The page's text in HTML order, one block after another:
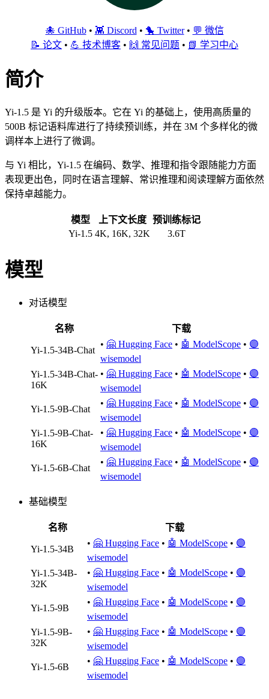
🐙 GitHub• 👾 Discord • 🐤 Twitter• 💬 微信
📝 论文 • 💪 技术博客 • 🙌 常见问题 • 📗 学习中心
简介
Yi-1.5 是 Yi 的升级版本。它在 Yi 的基础上，使用高质量的
500B 标记语料库进行了持续预训练，并在 3M 个多样化的微
调样本上进行了微调。
与 Yi 相比，Yi-1.5 在编码、数学、推理和指令跟随能力方面
表现更出色，同时在语言理解、常识推理和阅读理解方面依然
保持卓越能力。
模型 上下文长度 预训练标记
Yi-1.5 4K, 16K, 32K 3.6T
模型
对话模型
名称 下载
Yi-1.5-34B-Chat
• 🤗 Hugging Face • 🤖 ModelScope • 🟣
wisemodel
Yi-1.5-34B-Chat-
16K
• 🤗 Hugging Face • 🤖 ModelScope • 🟣
wisemodel
Yi-1.5-9B-Chat
• 🤗 Hugging Face • 🤖 ModelScope • 🟣
wisemodel
Yi-1.5-9B-Chat-
16K
• 🤗 Hugging Face • 🤖 ModelScope • 🟣
wisemodel
Yi-1.5-6B-Chat
• 🤗 Hugging Face • 🤖 ModelScope • 🟣
wisemodel
基础模型
名称 下载
Yi-1.5-34B
• 🤗 Hugging Face • 🤖 ModelScope • 🟣
wisemodel
Yi-1.5-34B-
32K
• 🤗 Hugging Face • 🤖 ModelScope • 🟣
wisemodel
Yi-1.5-9B
• 🤗 Hugging Face • 🤖 ModelScope • 🟣
wisemodel
Yi-1.5-9B-
32K
• 🤗 Hugging Face • 🤖 ModelScope • 🟣
wisemodel
Yi-1.5-6B
• 🤗 Hugging Face • 🤖 ModelScope • 🟣
wisemodel